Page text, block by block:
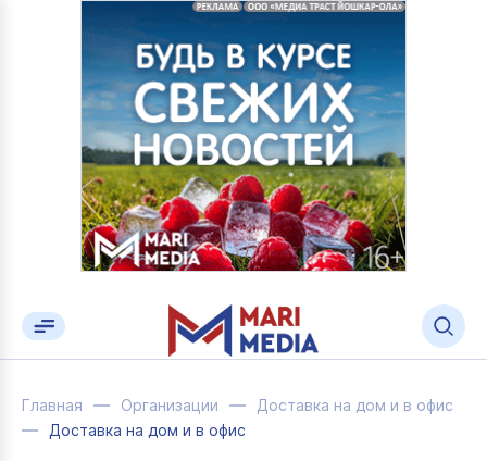
Главная Организации
Доставка на дом и в офис
Доставка на дом и в офис